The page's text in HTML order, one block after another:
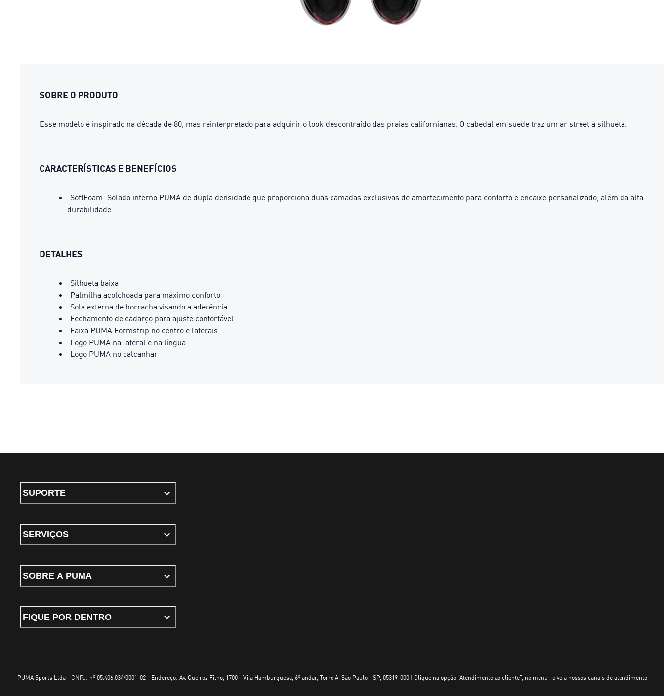
SOBRE O PRODUTO
Esse modelo é inspirado na década de 80, mas reinterpretado para adquirir o look descontraído das praias californianas. O cabedal em suede traz um ar street à silhueta.
CARACTERÍSTICAS E BENEFÍCIOS
SoftFoam: Solado interno PUMA de dupla densidade que proporciona duas camadas exclusivas de amortecimento para conforto e encaixe personalizado, além da alta
durabilidade
DETALHES
Silhueta baixa
Palmilha acolchoada para máximo conforto
Sola externa de borracha visando a aderência
Fechamento de cadarço para ajuste confortável
Faixa PUMA Formstrip no centro e laterais
Logo PUMA na lateral e na língua
Logo PUMA no calcanhar
SUPORTE
SERVIÇOS
SOBRE A PUMA
FIQUE POR DENTRO
PUMA Sports Ltda - CNPJ: nº 05.406.034/0001-02 - Endereço: Av. Queiroz Filho, 1700 - Vila Hamburguesa, 6º andar, Torre A, São Paulo - SP, 05319-000 | Clique na opção “Atendimento ao cliente”, no menu , e veja nossos canais de atendimento